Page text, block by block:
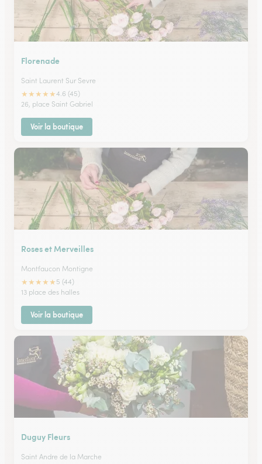
Florenade
Saint Laurent Sur Sevre
★★★★★4.6 (45)
26, place Saint Gabriel
Voir la boutique
Roses et Merveilles
Montfaucon Montigne
★★★★★ 5 (44)
13 place des halles
Voir la boutique
Duguy Fleurs
Saint Andre de la Marche